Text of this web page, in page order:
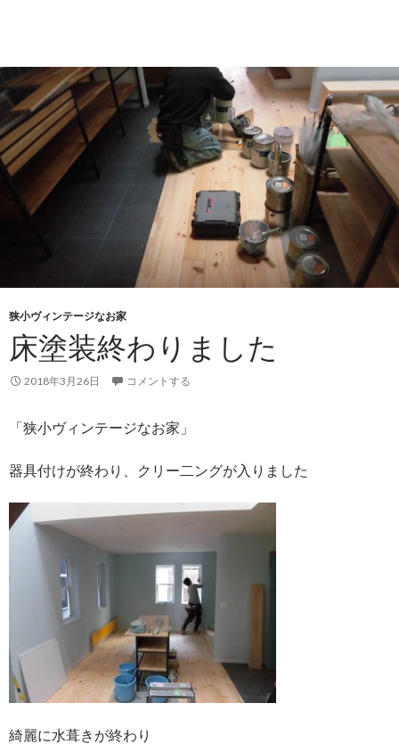
狭小ヴィンテージなお家
床塗装終わりました
2018年3月26日 コメントする
「狭小ヴィンテージなお家」
器具付けが終わり、クリー二ングが入りました
綺麗に水葺きが終わり